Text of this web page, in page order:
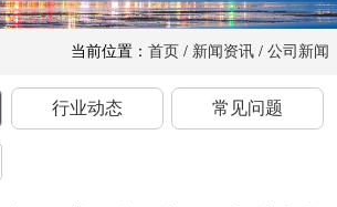
当前位置： 首页 / 新闻资讯 / 公司新闻
行业动态 常见问题